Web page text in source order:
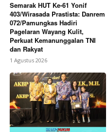
Semarak HUT Ke-61 Yonif
403/Wirasada Prastista: Danrem
072/Pamungkas Hadiri
Pagelaran Wayang Kulit,
Perkuat Kemanunggalan TNI
dan Rakyat
1 Agustus 2026